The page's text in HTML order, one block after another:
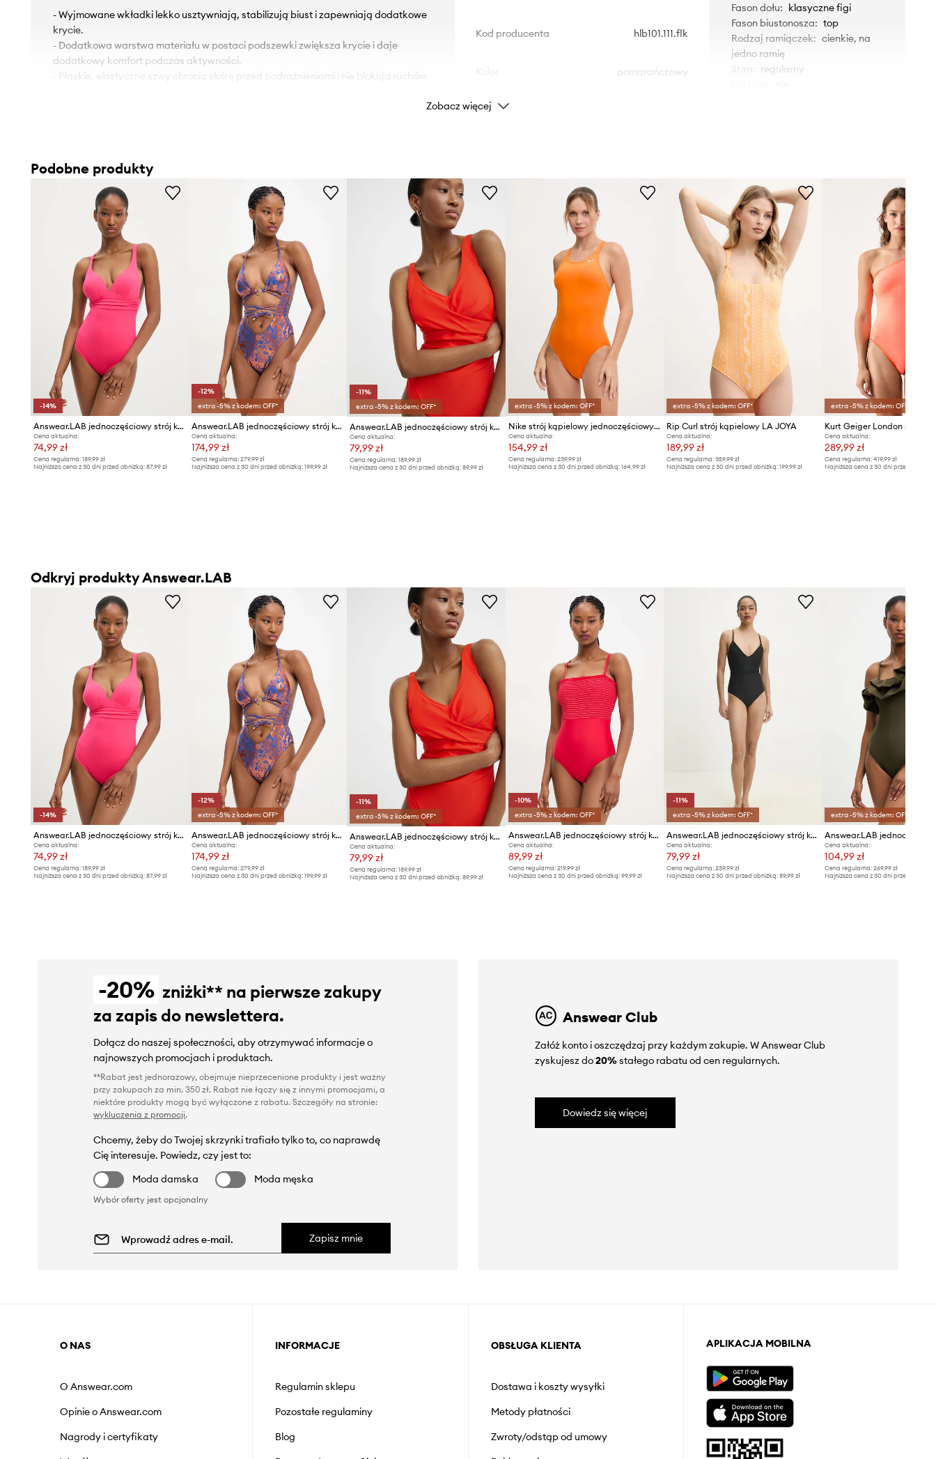
- Wyjmowane wkładki lekko usztywniają, stabilizują biust i zapewniają dodatkowe
krycie.
- Dodatkowa warstwa materiału w postaci podszewki zwiększa krycie i daje
dodatkowy komfort podczas aktywności.
- Płaskie, elastyczne szwy chronią skórę przed podrażnieniami i nie blokują ruchów.
Kod producenta hlb101.111.flk
pomarańczowy
Marka
ID Produktu
Fason dołu: klasyczne figi
Fason biustonosza: top
Rodzaj ramiączek: cienkie, na
jedno ramię
Stan
regularny
wzrostu i ma na sobie rozmiar S.
Rozmiarówka zaniżona
Zalecamy wybór rozmiaru większego,
niż nosisz zazwyczaj.
Tabela rozmiarów
DANE TECHNICZNE
Usztywnienie miseczki
lekkie
usztywnienie
Zobacz więcej
Podobne produkty
-14%
Answear.LAB jednoczęściowy strój kąpielowy
Cena aktualna:
74,99 zł
Cena regularna: 189,99 zł
Najniższa cena z 30 dni przed obniżką: 87,99 zł
-12%
extra -5% z kodem: OFF*
Answear.LAB jednoczęściowy strój kąpielowy
Cena aktualna:
174,99 zł
Cena regularna:279,99 zł
Najniższa cena z 30 dni przed obniżką:199,99 zł
-11%
extra -5% z kodem: OFF*
Answear.LAB jednoczęściowy strój kąpielowy
Cena aktualna:
79,99 zł
Cena regularna: 189,99 zł
Najniższa cena z 30 dni przed obniżką: 89,99 zł
extra -5% z kodem: OFF*
Nike strój kąpielowy jednoczęściowy damski
Cena aktualna:
154,99 zł
Cena regularna: 239,99 zł
Najniższa cena z 30 dni przed obniżką: 164,99 zł
extra -5% z kodem: OFF*
Rip Curl strój kąpielowy LA JOYA
Cena aktualna:
189,99 zł
Cena regularna:359,99 zł
Najniższa cena z 30 dni przed obniżką:199,99 zł
extra -5% z kodem: OFF*
Cena aktualna:
289,99 zł
Cena regularna: 419,99 zł
Najniższa cena z 30 dni przed obniżką:
Odkryj produkty Answear.LAB
-14%
Answear.LAB jednoczęściowy strój kąpielowy
Cena aktualna:
74,99 zł
Cena regularna: 189,99 zł
Najniższa cena z 30 dni przed obniżką: 87,99 zł
-12%
extra -5% z kodem: OFF*
Answear.LAB jednoczęściowy strój kąpielowy
Cena aktualna:
174,99 zł
Cena regularna:279,99 zł
Najniższa cena z 30 dni przed obniżką:199,99 zł
-11%
extra -5% z kodem: OFF*
Answear.LAB jednoczęściowy strój kąpielowy
Cena aktualna:
79,99 zł
Cena regularna: 189,99 zł
Najniższa cena z 30 dni przed obniżką: 89,99 zł
-10%
extra -5% z kodem: OFF*
Answear.LAB jednoczęściowy strój kąpielowy
Cena aktualna:
89,99 zł
Cena regularna: 219,99 zł
Najniższa cena z 30 dni przed obniżką: 99,99 zł
-11%
extra -5% z kodem: OFF*
Answear.LAB jednoczęściowy strój kąpielowy
Cena aktualna:
79,99 zł
Cena regularna:239,99 zł
Najniższa cena z 30 dni przed obniżką:89,99 zł
extra -5% z kodem: OFF*
Cena aktualna:
104,99 zł
Cena regularna: 269,99 zł
Najniższa cena z 30 dni przed obniżką:
-20% zniżki** na pierwsze zakupy
za zapis do newslettera.
Dołącz do naszej społeczności, aby otrzymywać informacje o
najnowszych promocjach i produktach.
**Rabat jest jednorazowy, obejmuje nieprzecenione produkty i jest ważny
przy zakupach za min. 350 zł. Rabat nie łączy się z innymi promocjami, a
niektóre produkty mogą być wyłączone z rabatu. Szczegóły na stronie:
wykluczenia z promocji.
Chcemy, żeby do Twojej skrzynki trafiało tylko to, co naprawdę
Cię interesuje. Powiedz, czy jest to:
Moda damska
Moda męska
Wybór oferty jest opcjonalny
Zapisz mnie
Answear Club
Załóż konto i oszczędzaj przy każdym zakupie. W Answear Club
zyskujesz do20%stałego rabatu od cen regularnych.
Dowiedz się więcej
O NAS
O Answear.com
Opinie o Answear.com
Nagrody i certyfikaty
INFORMACJE
Regulamin sklepu
Pozostałe regulaminy
Blog
OBSŁUGA KLIENTA
Dostawa i koszty wysyłki
Metody płatności
Zwroty/odstąp od umowy
APLIKACJA MOBILNA